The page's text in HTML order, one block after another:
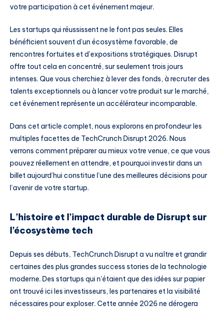
votre participation à cet événement majeur.
Les startups qui réussissent ne le font pas seules. Elles
bénéficient souvent d’un écosystème favorable, de
rencontres fortuites et d’expositions stratégiques. Disrupt
offre tout cela en concentré, sur seulement trois jours
intenses. Que vous cherchiez à lever des fonds, à recruter des
talents exceptionnels ou à lancer votre produit sur le marché,
cet événement représente un accélérateur incomparable.
Dans cet article complet, nous explorons en profondeur les
multiples facettes de TechCrunch Disrupt 2026. Nous
verrons comment préparer au mieux votre venue, ce que vous
pouvez réellement en attendre, et pourquoi investir dans un
billet aujourd’hui constitue l’une des meilleures décisions pour
l’avenir de votre startup.
L’histoire et l’impact durable de Disrupt sur
l’écosystème tech
Depuis ses débuts, TechCrunch Disrupt a vu naître et grandir
certaines des plus grandes success stories de la technologie
moderne. Des startups qui n’étaient que des idées sur papier
ont trouvé ici les investisseurs, les partenaires et la visibilité
nécessaires pour exploser. Cette année 2026 ne dérogera